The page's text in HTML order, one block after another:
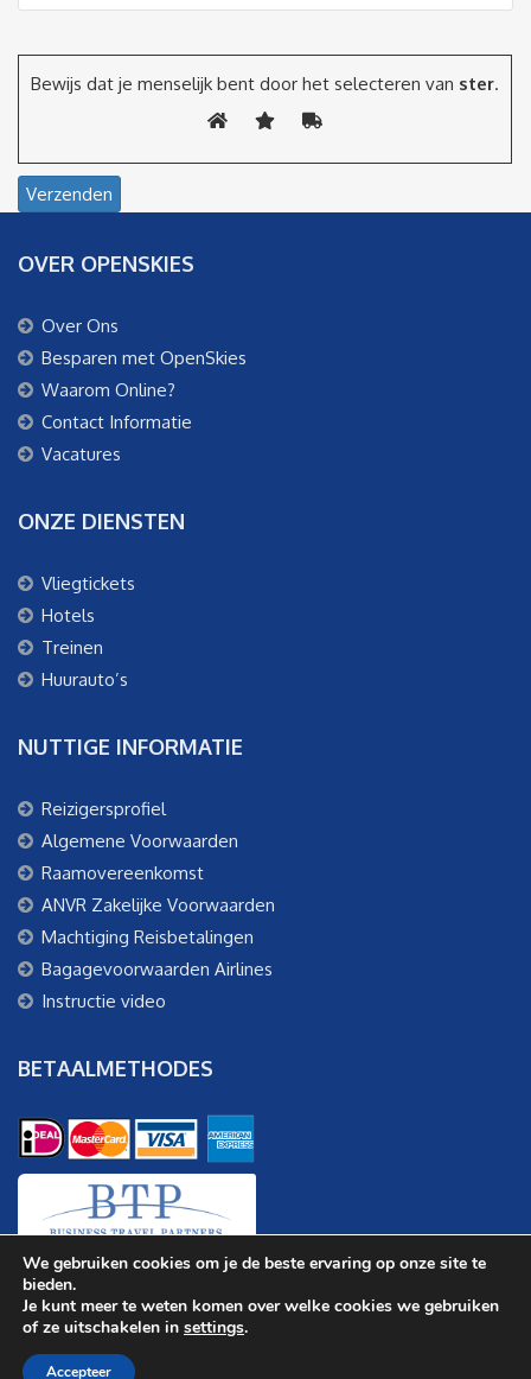
Bewijs dat je menselijk bent door het selecteren van ster.
OVER OPENSKIES
Over Ons
Besparen met OpenSkies
Waarom Online?
Contact Informatie
Vacatures
ONZE DIENSTEN
Vliegtickets
Hotels
Treinen
Huurauto’s
NUTTIGE INFORMATIE
Reizigersprofiel
Algemene Voorwaarden
Raamovereenkomst
ANVR Zakelijke Voorwaarden
Machtiging Reisbetalingen
Bagagevoorwaarden Airlines
Instructie video
BETAALMETHODES
OpenSkies.nl
We gebruiken cookies om je de beste ervaring op onze site te
bieden.
Je kunt meer te weten komen over welke cookies we gebruiken
of ze uitschakelen in settings.
Accepteer